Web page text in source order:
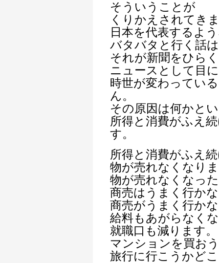
そういうことが
くりかえされてき
日本を代表するよ
バタバタと行く話
それが新聞をひら
ニュースとして目
時世が変わってい
ん。
その原因は何かと
所得と消費がふえ
す。
所得と消費がふえ
物が売れなくなり
物が売れなくなっ
商売はうまく行か
商売がうまく行か
給料もあがらなく
就職口も減ります。
マンションを買お
旅行に行こうかど